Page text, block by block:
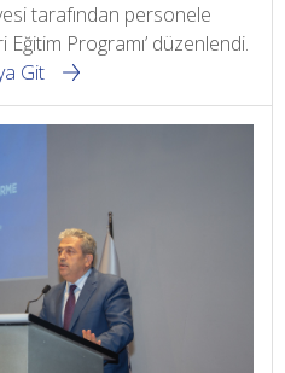
tarafından personele
Eğitim Programı’ düzenlendi.
Git